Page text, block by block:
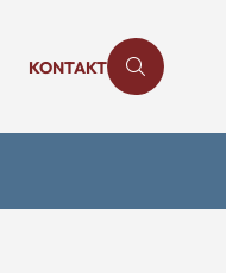
KONTAKT